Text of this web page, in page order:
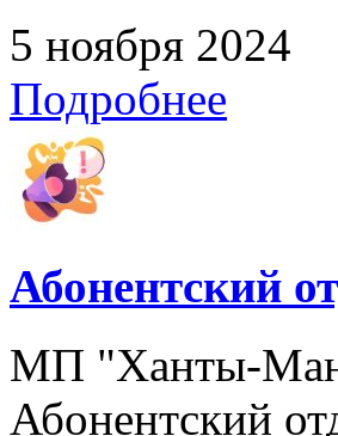
5 ноября 2024
Подробнее
Абонентский
МП "Ханты-
Абонентский